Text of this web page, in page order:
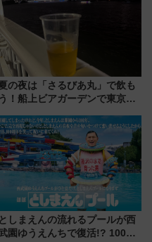
解説！
の夜は「さるびあ丸」で飲も
う！船上ビアガーデンで東京湾
……工場直送生ビールや島グ
メが美味い
としまえんの流れるプールが西
園ゆうえんちで復活!? 100周